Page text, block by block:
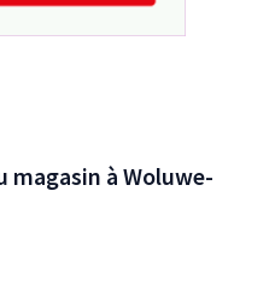
magasin à Woluwe-